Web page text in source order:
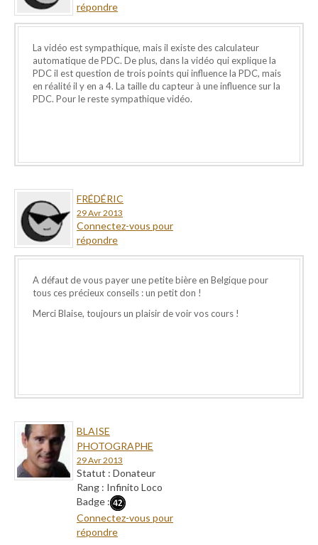
répondre
La vidéo est sympathique, mais il existe des calculateur
automatique de PDC. De plus, dans la vidéo qui explique la
PDC il est question de trois points qui influence la PDC, mais
en réalité il y en a 4. La taille du capteur à une influence sur la
PDC. Pour le reste sympathique vidéo.
FRÉDÉRIC
29 Avr 2013
Connectez-vous pour
répondre
A défaut de vous payer une petite bière en Belgique pour
tous ces précieux conseils : un petit don !
Merci Blaise, toujours un plaisir de voir vos cours !
BLAISE
PHOTOGRAPHE
29 Avr 2013
Statut : Donateur
Rang : Infinito Loco
Badge :
Connectez-vous pour
répondre